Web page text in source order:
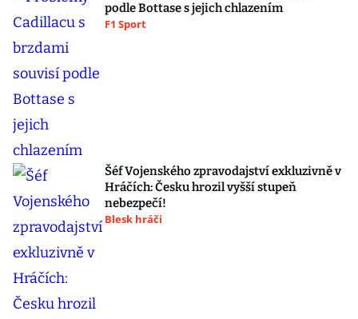
podle Bottase s jejich chlazením
F1 Sport
Šéf Vojenského zpravodajství exkluzivně v
Hráčích: Česku hrozil vyšší stupeň
nebezpečí!
Blesk hráči